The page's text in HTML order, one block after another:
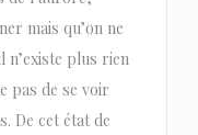
mais qu’on ne
n’existe plus rien
pas de se voir
De cet état de